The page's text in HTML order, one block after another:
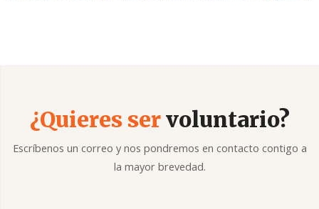
¿Quieres servoluntario?
Escríbenos un correo y nos pondremos en contacto contigo a
la mayor brevedad.